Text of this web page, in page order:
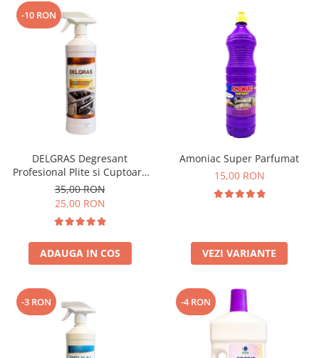
-10 RON
DELGRAS Degresant
Profesional Plite si Cuptoare
1L
35,00 RON
25,00 RON
ADAUGA IN COS
Amoniac Super Parfumat
15,00 RON
VEZI VARIANTE
-3 RON -4 RON